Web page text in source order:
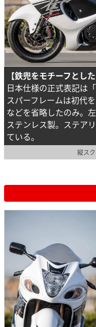
【鉄兜をモチーフとし
日本仕様の正式表記は
スパーフレームは初代
などを省略したのみ。
ステンレス製。ステア
ている。
縦ス